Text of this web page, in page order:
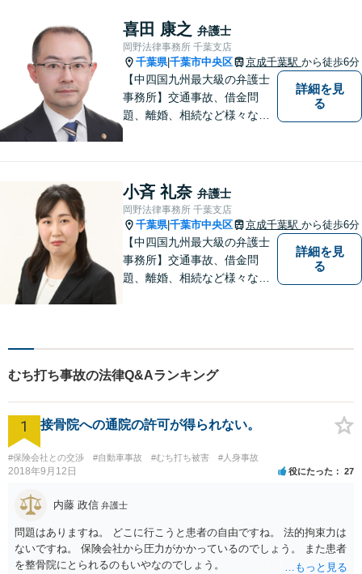
い！
喜田 康之 弁護士
岡野法律事務所 千葉支店
千葉県|千葉市中央区 京成千葉駅 から徒歩6分
【中四国九州最大級の弁護士
事務所】交通事故、借金問
題、離婚、相続など様々な問
い！
詳細を見
る
小斉 礼奈 弁護士
岡野法律事務所 千葉支店
千葉県|千葉市中央区 京成千葉駅 から徒歩6分
【中四国九州最大級の弁護士
事務所】交通事故、借金問
題、離婚、相続など様々な問
い！
詳細を見
る
むち打ち事故の法律Q&Aランキング
1 接骨院への通院の許可が得られない。
#保険会社との交渉 #自動車事故 #むち打ち被害 #人身事故
2018年9月12日 役にたった 27
内藤 政信 弁護士
問題はありますね。 どこに行こうと患者の自由ですね。 法的拘束力は
ないですね。 保険会社から圧力がかかっているのでしょう。 また患者
を整骨院にとられるのもいやなのでしょう。